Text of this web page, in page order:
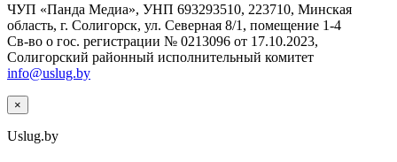
ЧУП «Панда Медиа», УНП 693293510, 223710, Минская
область, г. Солигорск, ул. Северная 8/1, помещение 1-4
Св-во о гос. регистрации № 0213096 от 17.10.2023,
Солигорский районный исполнительный комитет
info@uslug.by
×
Uslug.by